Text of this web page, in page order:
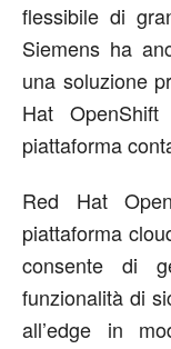
flessibile di
Siemens ha
una soluzione
Hat
piattaforma
Red Hat
piattaforma
consente di
funzionalità di
all’edge in